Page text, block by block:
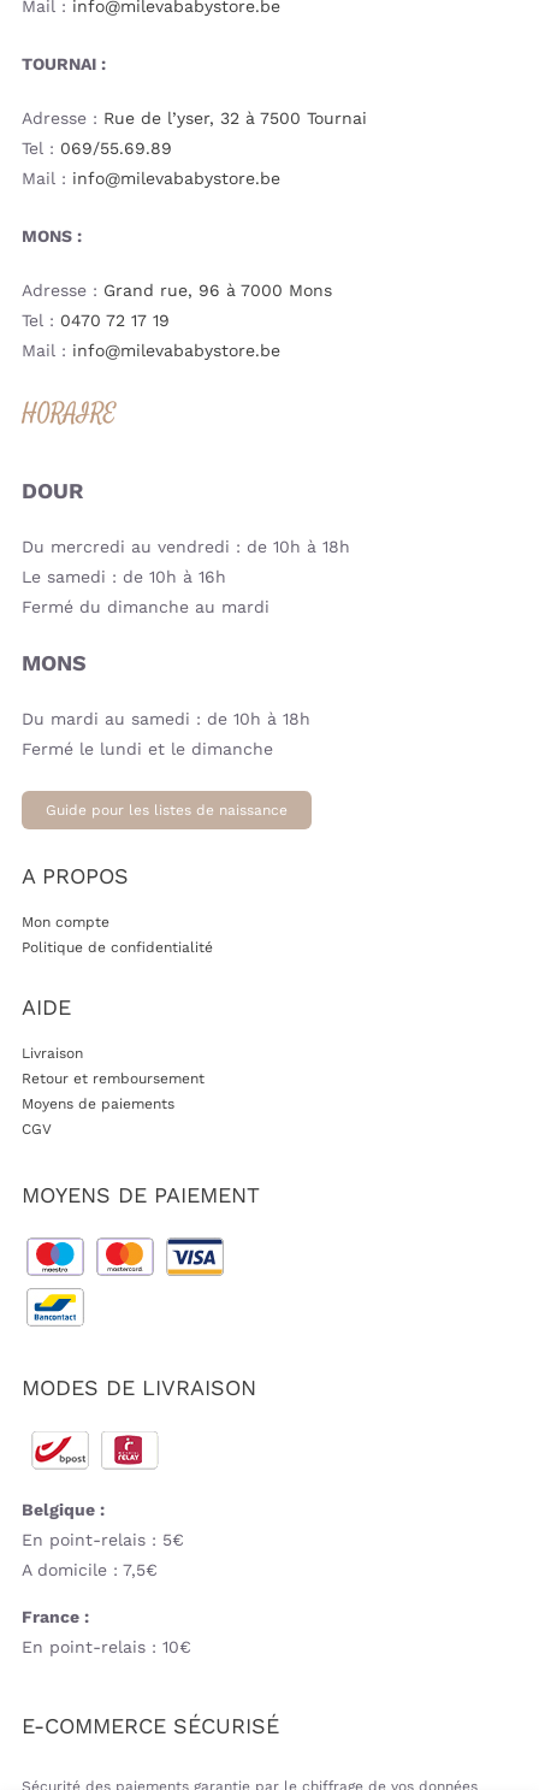
Mail : info@milevababystore.be
TOURNAI :
Adresse : Rue de l’yser, 32 à 7500 Tournai
Tel : 069/55.69.89
Mail : info@milevababystore.be
MONS :
Adresse : Grand rue, 96 à 7000 Mons
Tel : 0470 72 17 19
Mail : info@milevababystore.be
HORAIRE
DOUR
Du mercredi au vendredi : de 10h à 18h
Le samedi : de 10h à 16h
Fermé du dimanche au mardi
MONS
Du mardi au samedi : de 10h à 18h
Fermé le lundi et le dimanche
Guide pour les listes de naissance
A PROPOS
Mon compte
Politique de confidentialité
AIDE
Livraison
Retour et remboursement
Moyens de paiements
CGV
MOYENS DE PAIEMENT
MODES DE LIVRAISON
Belgique :
En point-relais : 5€
A domicile : 7,5€
France :
En point-relais : 10€
E-COMMERCE SÉCURISÉ
Sécurité des paiements garantie par le chiffrage de vos données